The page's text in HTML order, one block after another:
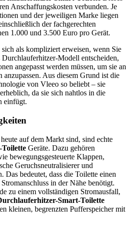
Anschaffungskosten verbunden. Je
und der jeweiligen Marke liegen
der fachgerechten
1.000 und 3.500 Euro pro Gerät.
als kompliziert erweisen, wenn Sie
Modell entscheiden,
angepasst werden müssen, um sie an
Aus diesem Grund ist die
von Vleeo so beliebt – sie
da sie sich nahtlos in die
einfügt.
auf dem Markt sind, sind echte
Geräte. Dazu gehören
bewegungsgesteuerte Klappen,
Geruchsneutralisierer und
Das bedeutet, dass die Toilette einen
in der Nähe benötigt.
zu einem vollständigen Stromausfall,
Smart-Toilette
kleinen, begrenzten Pufferspeicher mit